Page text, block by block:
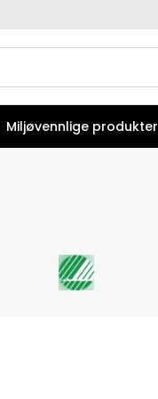
Miljøvennlige produkter